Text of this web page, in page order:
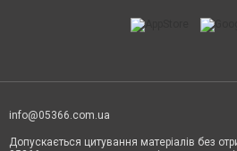
info@05366.com.ua
Допускається цитування матеріалів без